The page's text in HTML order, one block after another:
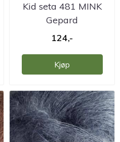
Kid seta 481 MINK
Gepard
124,-
Kjøp